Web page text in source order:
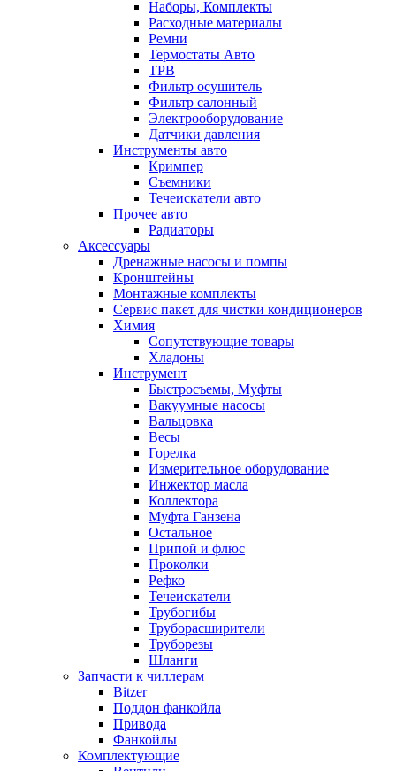
Наборы, Комплекты
Расходные материалы
Ремни
Термостаты Авто
ТРВ
Фильтр осушитель
Фильтр салонный
Электрооборудование
Датчики давления
Инструменты авто
Кримпер
Съемники
Течеискатели авто
Прочее авто
Радиаторы
Аксессуары
Дренажные насосы и помпы
Кронштейны
Монтажные комплекты
Сервис пакет для чистки кондиционеров
Химия
Сопутствующие товары
Хладоны
Инструмент
Быстросъемы, Муфты
Вакуумные насосы
Вальцовка
Весы
Горелка
Измерительное оборудование
Инжектор масла
Коллектора
Муфта Ганзена
Остальное
Припой и флюс
Проколки
Рефко
Течеискатели
Трубогибы
Труборасширители
Труборезы
Шланги
Запчасти к чиллерам
Bitzer
Поддон фанкойла
Привода
Фанкойлы
Комплектующие